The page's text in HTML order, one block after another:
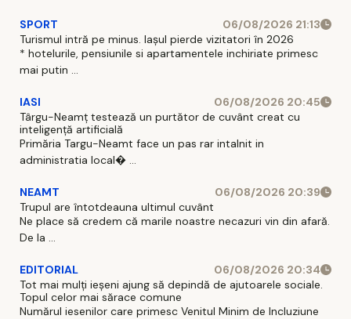
SPORT
06/08/2026 21:13
Turismul intră pe minus. Iașul pierde vizitatori în 2026
* hotelurile, pensiunile si apartamentele inchiriate primesc
mai putin ...
IASI
06/08/2026 20:45
Târgu-Neamț testează un purtător de cuvânt creat cu
inteligență artificială
Primăria Targu-Neamt face un pas rar intalnit in
administratia local� ...
NEAMT
06/08/2026 20:39
Trupul are întotdeauna ultimul cuvânt
Ne place să credem că marile noastre necazuri vin din afară.
De la ...
EDITORIAL
06/08/2026 20:34
Tot mai mulți ieșeni ajung să depindă de ajutoarele sociale.
Topul celor mai sărace comune
Numărul iesenilor care primesc Venitul Minim de Incluziune